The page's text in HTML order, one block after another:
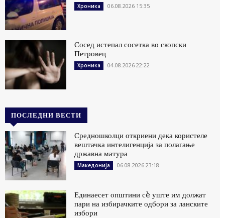
Хроника 06.08.2026 15:35
Сосед истепал сосетка во скопски
Петровец
Хроника 04.08.2026 22:22
ПОСЛЕДНИ ВЕСТИ
Средношколци откриени дека користеле
вештачка интелигенција за полагање
државна матура
Македонија 06.08.2026 23:18
Единаесет општини сè уште им должат
пари на избирачките одбори за ланските
избори